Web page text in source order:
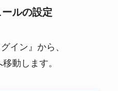
ルの設定
イン』から、
動します。